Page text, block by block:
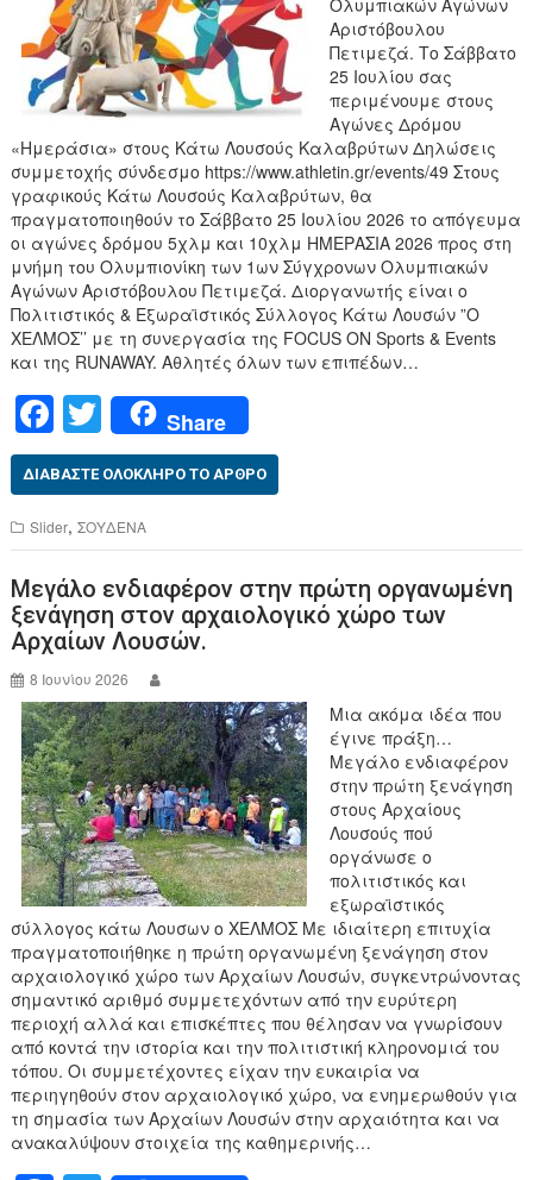
Ολυμπιακών Αγώνων
Αριστόβουλου
Πετιμεζά. Το Σάββατο
25 Ιουλίου σας
περιμένουμε στους
Αγώνες Δρόμου
«Ημεράσια» στους Κάτω Λουσούς Καλαβρύτων Δηλώσεις
συμμετοχής σύνδεσμο https://www.athletin.gr/events/49 Στους
γραφικούς Κάτω Λουσούς Καλαβρύτων, θα
πραγματοποιηθούν το Σάββατο 25 Ιουλίου 2026 το απόγευμα
οι αγώνες δρόμου 5χλμ και 10χλμ ΗΜΕΡΑΣΙΑ 2026 προς στη
μνήμη του Ολυμπιονίκη των 1ων Σύγχρονων Ολυμπιακών
Αγώνων Αριστόβουλου Πετιμεζά. Διοργανωτής είναι ο
Πολιτιστικός & Εξωραϊστικός Σύλλογος Κάτω Λουσών ”Ο
ΧΕΛΜΟΣ’’ με τη συνεργασία της FOCUS ON Sports & Events
και της RUNAWAY. Αθλητές όλων των επιπέδων…
F
a
c
e
b
o
o
k
T
wi
tt
er
Share
ΔΙΑΒΆΣΤΕ ΟΛΌΚΛΗΡΟ ΤΟ ΆΡΘΡΟ
Slider,ΣΟΥΔΕΝΑ
Μεγάλο ενδιαφέρον στην πρώτη οργανωμένη
ξενάγηση στον αρχαιολογικό χώρο των
Αρχαίων Λουσών.
8 Ιουνίου 2026
Μια ακόμα ιδέα που
έγινε πράξη…
Μεγάλο ενδιαφέρον
στην πρώτη ξενάγηση
στους Αρχαίους
Λουσούς πού
οργάνωσε ο
πολιτιστικός και
εξωραϊστικός
σύλλογος κάτω Λουσων ο ΧΕΛΜΟΣ Με ιδιαίτερη επιτυχία
πραγματοποιήθηκε η πρώτη οργανωμένη ξενάγηση στον
αρχαιολογικό χώρο των Αρχαίων Λουσών, συγκεντρώνοντας
σημαντικό αριθμό συμμετεχόντων από την ευρύτερη
περιοχή αλλά και επισκέπτες που θέλησαν να γνωρίσουν
από κοντά την ιστορία και την πολιτιστική κληρονομιά του
τόπου. Οι συμμετέχοντες είχαν την ευκαιρία να
περιηγηθούν στον αρχαιολογικό χώρο, να ενημερωθούν για
τη σημασία των Αρχαίων Λουσών στην αρχαιότητα και να
ανακαλύψουν στοιχεία της καθημερινής…